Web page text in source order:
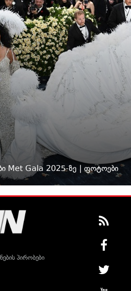
Met Gala 2025-ზე | ფოტოები
პირობები